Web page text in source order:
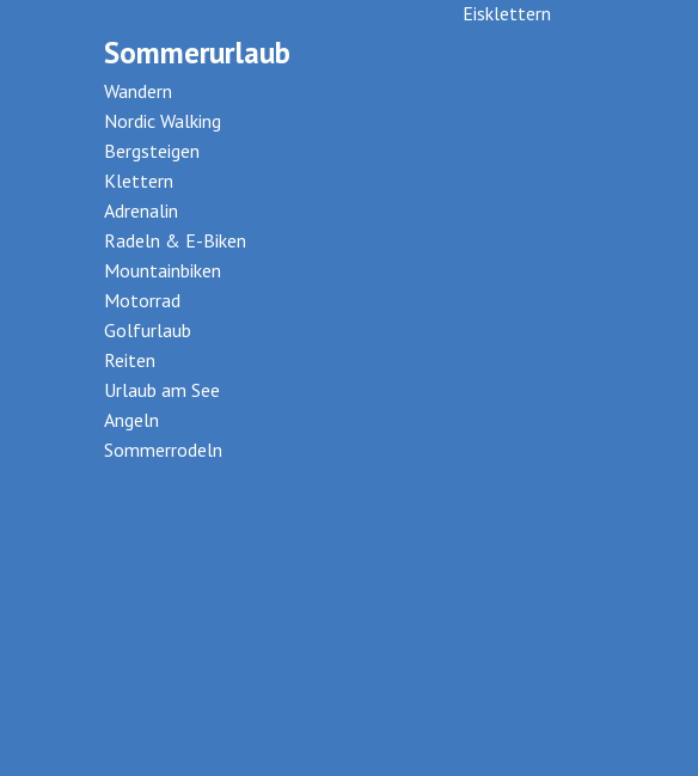
Sommerurlaub
Wandern
Nordic Walking
Bergsteigen
Klettern
Adrenalin
Radeln & E-Biken
Mountainbiken
Motorrad
Golfurlaub
Reiten
Urlaub am See
Angeln
Sommerrodeln
Eisklettern